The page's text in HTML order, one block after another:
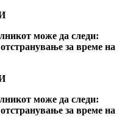
може да следи:
за време на
може да следи:
за време на